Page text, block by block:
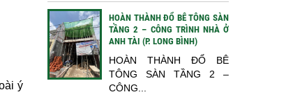
ý
HOÀN THÀNH ĐỔ BÊ TÔNG SÀN
TẦNG 2 – CÔNG TRÌNH NHÀ Ở
ANH TÀI (P. LONG BÌNH)
HOÀN THÀNH ĐỔ BÊ
TÔNG SÀN TẦNG 2 –
CÔNG...